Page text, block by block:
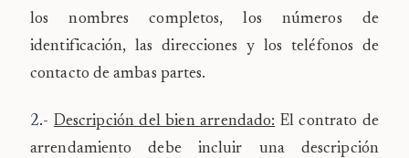
los nombres completos, los números de
identificación, las direcciones y los teléfonos de
contacto de ambas partes.
2.- Descripción del bien arrendado: El contrato de
arrendamiento debe incluir una descripción